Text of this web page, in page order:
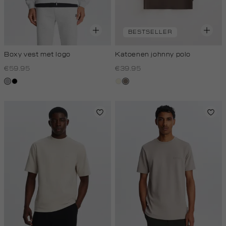
Boxy vest met logo
€59.95
grijs,zwart
BESTSELLER
Katoenen johnny polo
€39.95
wit,klei